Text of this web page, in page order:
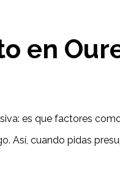
en
es que factores
cuando pidas